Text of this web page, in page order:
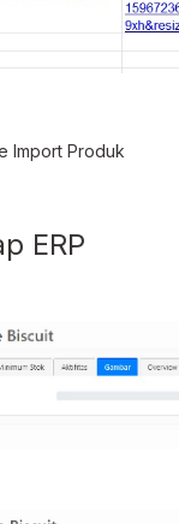
Import Produk
ERP